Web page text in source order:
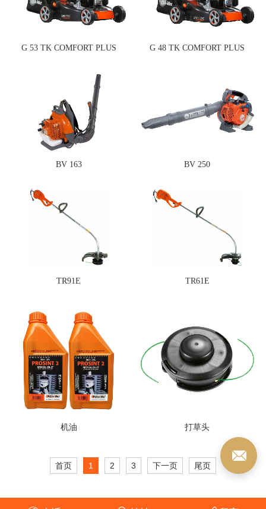
G 53 TK COMFORT PLUS G 48 TK COMFORT PLUS
BV 163 BV 250
TR91E TR61E
机油 打草头
首页 1 2 3 下一页 尾页